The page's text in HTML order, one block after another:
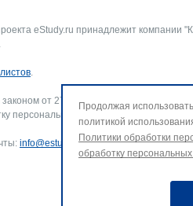
eStudy.ru принадлежит компании
.
от 27.07.2006 г. № 152-ФЗ «О
персональных данных и использование
info@estudy.ru.
Продолжая
политикой
Политики обработки
обработку